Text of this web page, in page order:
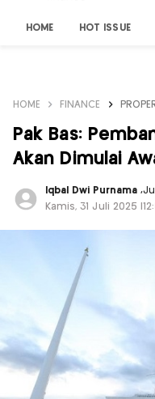
HOME HOT ISSUE
HOME FINANCE
Pak Bas:
Akan Dimulai
Iqbal Dwi Purnama ,
Kamis, 31 Juli 2025